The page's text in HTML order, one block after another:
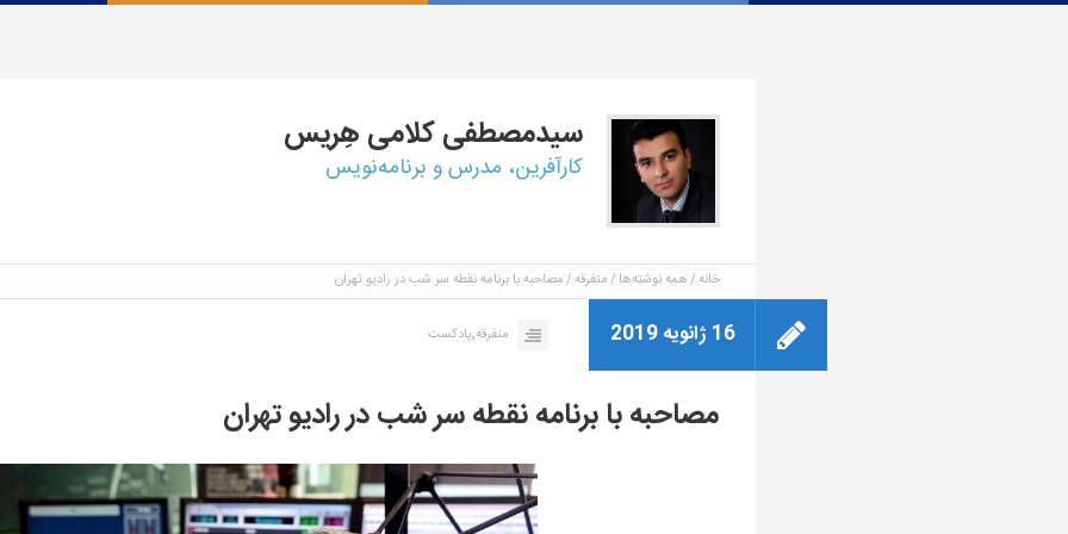
سیدمصطفیکلامی هِریس
کارآفرین، مدرس و برنامه‌نویس
خانه همه نوشته‌ها متفرقه مصاحبه با برنامه نقطه سر شب در رادیو تهران
16 ژانویه 2019 متفرقه,پادکست
مصاحبه با برنامه نقطه سر شب در رادیو تهران